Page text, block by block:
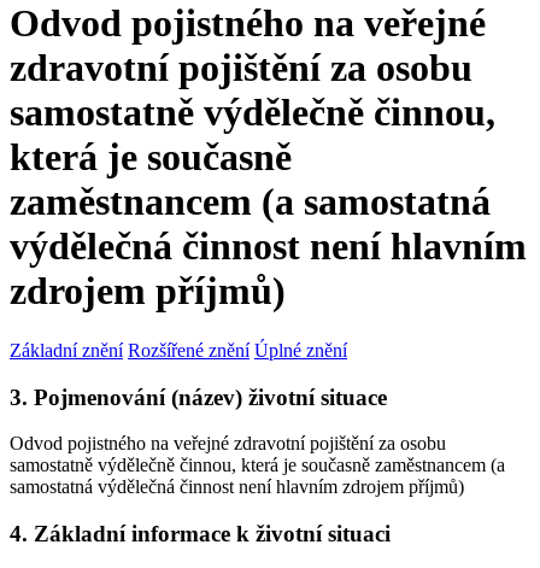
Odvod pojistného na veřejné
zdravotní pojištění za osobu
samostatně výdělečně činnou,
která je současně
zaměstnancem (a samostatná
výdělečná činnost není hlavním
zdrojem příjmů)
Základní znění Rozšířené znění Úplné znění
3. Pojmenování (název) životní situace
Odvod pojistného na veřejné zdravotní pojištění za osobu
samostatně výdělečně činnou, která je současně zaměstnancem (a
samostatná výdělečná činnost není hlavním zdrojem příjmů)
4. Základní informace k životní situaci